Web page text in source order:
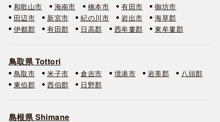
和歌山市 海南市 橋本市 有田市
御坊市
田辺市
新宮市 紀の川市 岩出市
海草郡
伊都郡
有田郡 日高郡 西牟婁郡 東牟婁郡
鳥取県 Tottori
鳥取市 米子市 倉吉市 境港市 岩美郡
八頭郡
東伯郡
西伯郡 日野郡
島根県 Shimane